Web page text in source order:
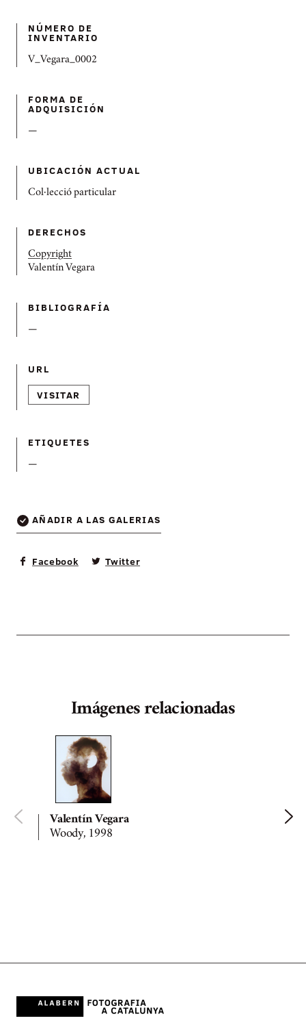
NÚMERO DE
INVENTARIO
V_Vegara_0002
FORMA DE
ADQUISICIÓN
—
UBICACIÓN ACTUAL
Col·lecció particular
DERECHOS
Copyright
Valentín Vegara
BIBLIOGRAFÍ­A
—
URL
VISITAR
ETIQUETES
—
AÑADIR A LAS GALERIAS
Facebook Twitter
Imágenes relacionadas
Valentín Vegara
Woody, 1998